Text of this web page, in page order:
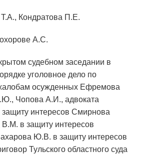
Кондратова П.Е.
А.С.
судебном заседании в
уголовное дело по
осужденных Ефремова
Чопова А.И., адвоката
интересов Смирнова
в защиту интересов
Ю.В. в защиту интересов
Тульского областного суда